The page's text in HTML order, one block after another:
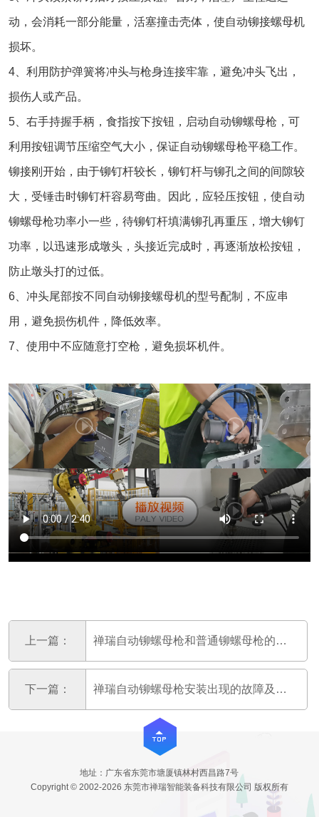
动，会消耗一部分能量，活塞撞击壳体，使自动铆接螺母机
损坏。
4、利用防护弹簧将冲头与枪身连接牢靠，避免冲头飞出，
损伤人或产品。
5、右手持握手柄，食指按下按钮，启动自动铆螺母枪，可
利用按钮调节压缩空气大小，保证自动铆螺母枪平稳工作。
铆接刚开始，由于铆钉杆较长，铆钉杆与铆孔之间的间隙较
大，受锤击时铆钉杆容易弯曲。因此，应轻压按钮，使自动
铆螺母枪功率小一些，待铆钉杆填满铆孔再重压，增大铆钉
功率，以迅速形成墩头，头接近完成时，再逐渐放松按钮，
防止墩头打的过低。
6、冲头尾部按不同 自动铆接螺母机的型号配制，不应串
用，避免损伤机件，降低效率。
7、使用中不应随意打空枪，避免损坏机件。
上一篇： 禅瑞自动铆螺母枪和普通铆螺母枪的区别
下一篇： 禅瑞自动铆螺母枪安装出现的故障及排除方法
地址：广东省东莞市塘厦镇林村西昌路7号
Copyright © 2002-2026 东莞市禅瑞智能装备科技有限公司 版权所有